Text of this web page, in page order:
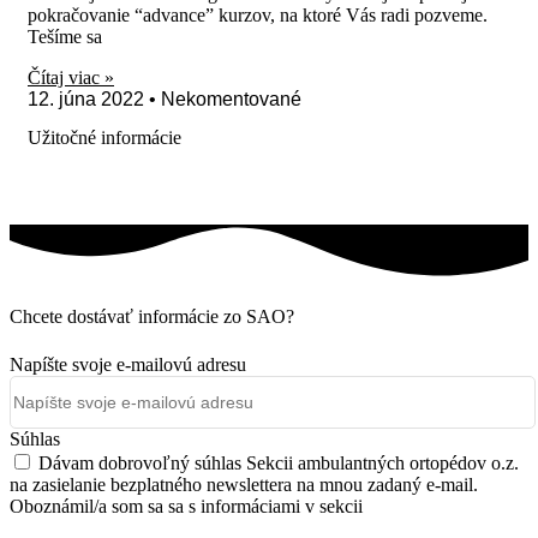
pokračovanie “advance” kurzov, na ktoré Vás radi pozveme.
Tešíme sa
Čítaj viac »
12. júna 2022
Nekomentované
Užitočné informácie
Chcete dostávať informácie zo SAO?
Napíšte svoje e-mailovú adresu
Súhlas
Dávam dobrovoľný súhlas Sekcii ambulantných ortopédov o.z.
na zasielanie bezplatného newslettera na mnou zadaný e-mail.
Oboznámil/a som sa sa s informáciami v sekcii